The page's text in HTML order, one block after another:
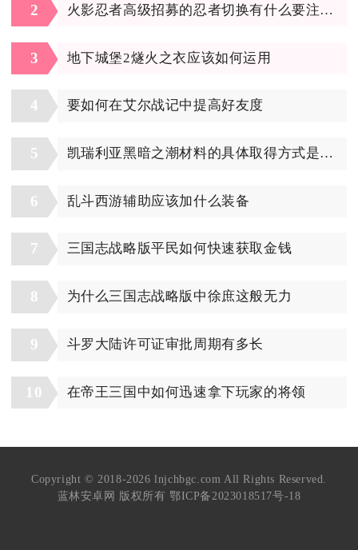
2 火影忍者高级招募的忍者切换有什么要注意的
3 地下城堡2燧火之衣应该如何运用
4 要如何在艾尔战记中提高好友度
5 凯瑞利亚黑暗之潮材料的具体取得方式是什么
6 乱斗西游辅助应该加什么装备
7 三国志战略版平民如何快速获取金钱
8 为什么三国志战略版中徐庶这般无力
9 斗罗大陆许可证审批周期有多长
10 在帝王三国中如何迅速拿下玩家的将领
Copyright © 2018-2026 lnjchbgc.com All Rights Reserved.
蓝林安卓网 版权所有鄂ICP备2023018517号-18